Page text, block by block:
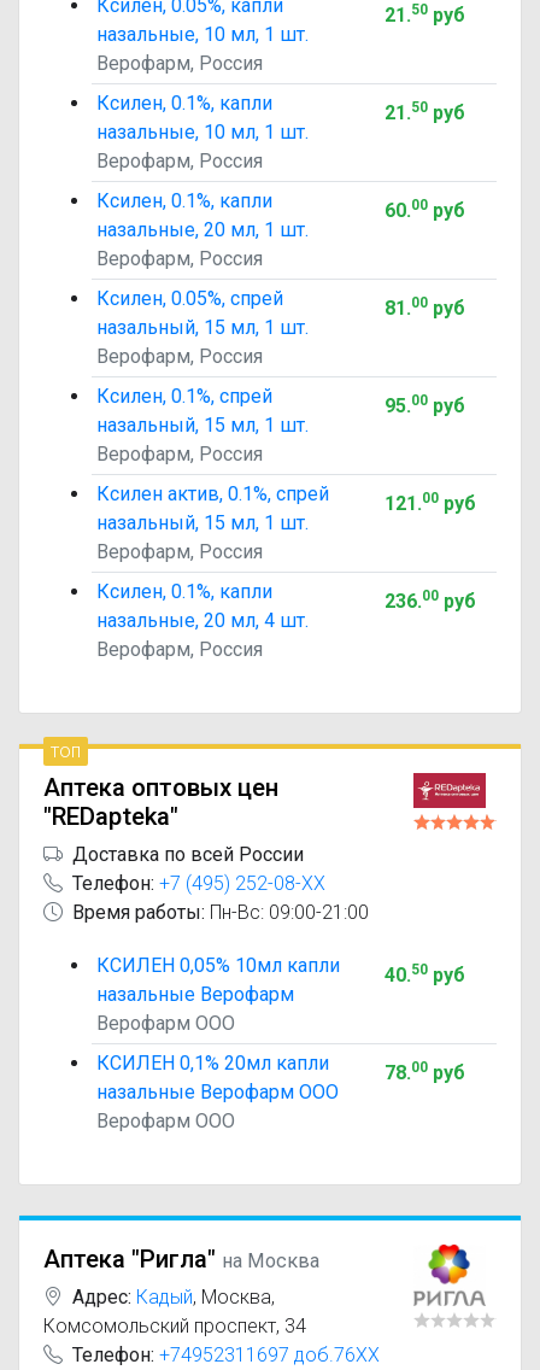
Ксилен, 0.05%, капли
назальные, 10 мл, 1 шт.
Верофарм, Россия
21.50руб
Ксилен, 0.1%, капли
назальные, 10 мл, 1 шт.
Верофарм, Россия
21.50руб
Ксилен, 0.1%, капли
назальные, 20 мл, 1 шт.
Верофарм, Россия
60.00руб
Ксилен, 0.05%, спрей
назальный, 15 мл, 1 шт.
Верофарм, Россия
81.00руб
Ксилен, 0.1%, спрей
назальный, 15 мл, 1 шт.
Верофарм, Россия
95.00руб
Ксилен актив, 0.1%, спрей
назальный, 15 мл, 1 шт.
Верофарм, Россия
121.00руб
Ксилен, 0.1%, капли
назальные, 20 мл, 4 шт.
Верофарм, Россия
236.00руб
топ
Аптека оптовых цен
"REDapteka"
Доставка по всей России
Телефон: +7 (495) 252-08-XX
Время работы: Пн-Вс: 09:00-21:00
КСИЛЕН 0,05% 10мл капли
назальные Верофарм
Верофарм ООО
40.50руб
КСИЛЕН 0,1% 20мл капли
назальные Верофарм ООО
Верофарм ООО
78.00руб
Аптека "Ригла" на Москва
Адрес: Кадый, Москва,
Комсомольский проспект, 34
Телефон: +74952311697 доб.76XX